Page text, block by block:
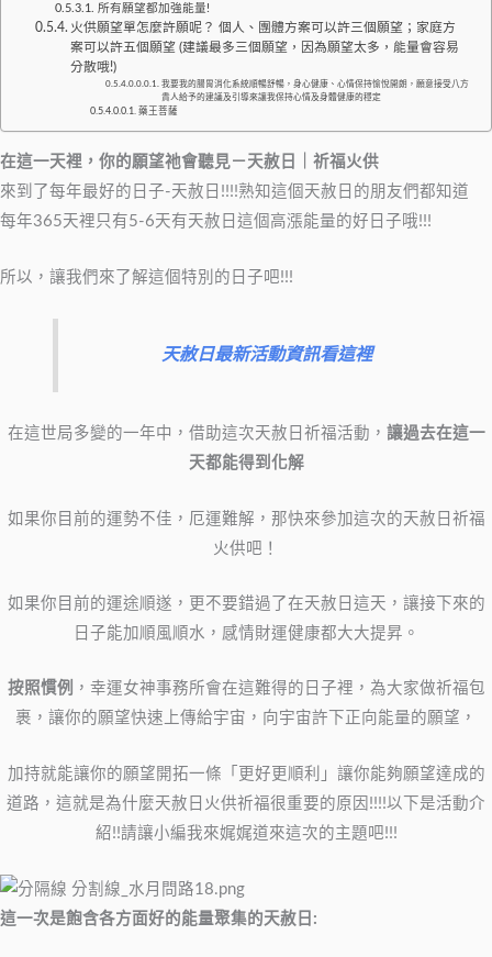
所有願望都加強能量!
火供願望單怎麼許願呢？ 個人、團體方案可以許三個願望；家庭方
案可以許五個願望 (建議最多三個願望，因為願望太多，能量會容易
分散哦!)
我要我的腸胃消化系統順暢舒暢，身心健康、心情保持愉悅開朗，願意接受八方
貴人給予的建議及引導來讓我保持心情及身體健康的穩定
藥王菩薩
在這一天裡，你的願望祂會聽見－天赦日
｜祈福火供
來到了每年最好的日子-天赦日!!!!熟知這個天赦日的朋友們都知道
每年365天裡只有5-6天有天赦日這個高漲能量的好日子哦!!!
所以，讓我們來了解這個特別的日子吧!!!
天赦日最新活動資訊看這裡
在這世局多變的一年中，借助這次天赦日祈福活動， 讓過去在這一
天都能得到化解
如果你目前的運勢不佳，厄運難解，那快來參加這次的天赦日祈福
火供吧！
如果你目前的運途順遂，更不要錯過了在天赦日這天，讓接下來的
日子能加順風順水，感情財運健康都大大提昇。
按照慣例 ，幸運女神事務所會在這難得的日子裡，為大家做祈福包
裹，讓你的願望快速上傳給宇宙，向宇宙許下正向能量的願望，
加持就能讓你的願望開拓一條「更好更順利」讓你能夠願望達成的
道路，這就是為什麼天赦日火供祈福很重要的原因!!!!以下是活動介
紹!!請讓小編我來娓娓道來這次的主題吧!!!
這一次是飽含各方面好的能量聚集的天赦日: